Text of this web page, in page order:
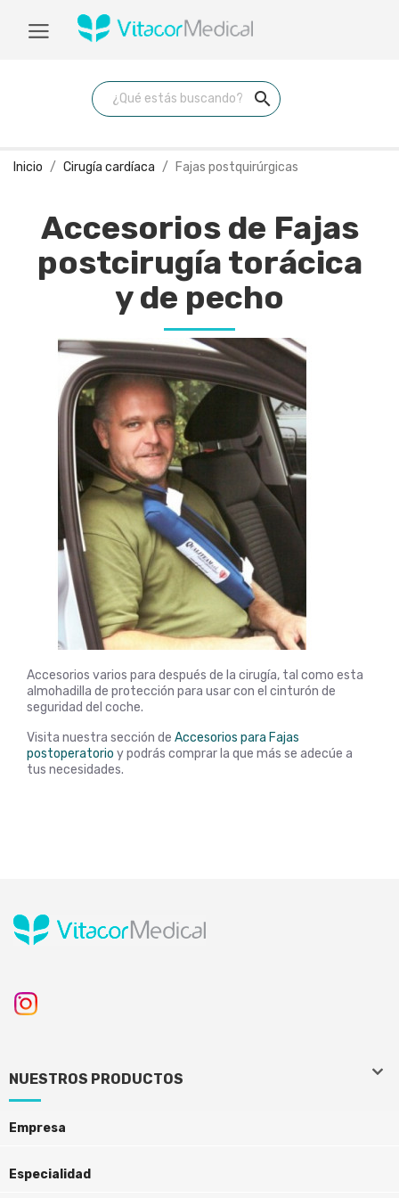
search
Inicio Cirugía cardíaca Fajas postquirúrgicas
Accesorios de Fajas
postcirugía torácica
y de pecho
Accesorios varios para después de la cirugía, tal como esta
almohadilla de protección para usar con el cinturón de
seguridad del coche.
Visita nuestra sección de Accesorios para Fajas
postoperatorio y podrás comprar la que más se adecúe a
tus necesidades.
keyboard_arrow_down
NUESTROS PRODUCTOS
Empresa
Especialidad
keyboard_arrow_down